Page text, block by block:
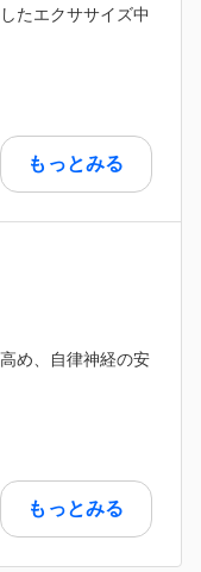
たエクササイズ中
もっとみる
め、自律神経の安
もっとみる